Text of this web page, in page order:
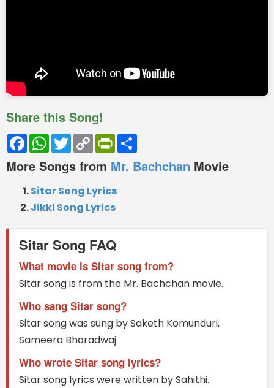
Share this Song!
FacebookWhatsApp
TwitterCopy
Link
PrintFriendly
More Songs from Mr. Bachchan Movie
Sitar Song Lyrics
Jikki Song Lyrics
Sitar Song FAQ
What movie is Sitar song from?
Sitar song is from the Mr. Bachchan movie.
Who sang Sitar song?
Sitar song was sung by Saketh Komunduri,
Sameera Bharadwaj.
Who wrote Sitar song lyrics?
Sitar song lyrics were written by Sahithi.